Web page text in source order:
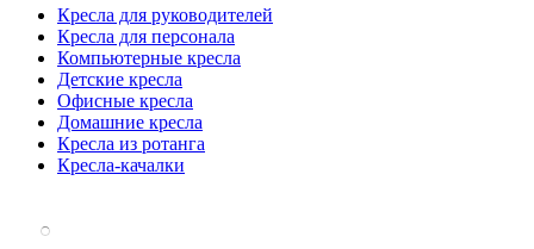
Кресла для руководителей
Кресла для персонала
Компьютерные кресла
Детские кресла
Офисные кресла
Домашние кресла
Кресла из ротанга
Кресла-качалки